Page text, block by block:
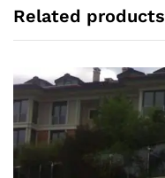
Related products